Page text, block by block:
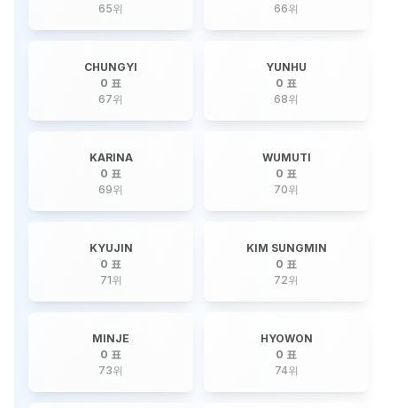
65위
66위
CHUNGYI
0 표
67위
YUNHU
0 표
68위
KARINA
0 표
69위
WUMUTI
0 표
70위
KYUJIN
0 표
71위
KIM SUNGMIN
0 표
72위
MINJE
0 표
73위
HYOWON
0 표
74위